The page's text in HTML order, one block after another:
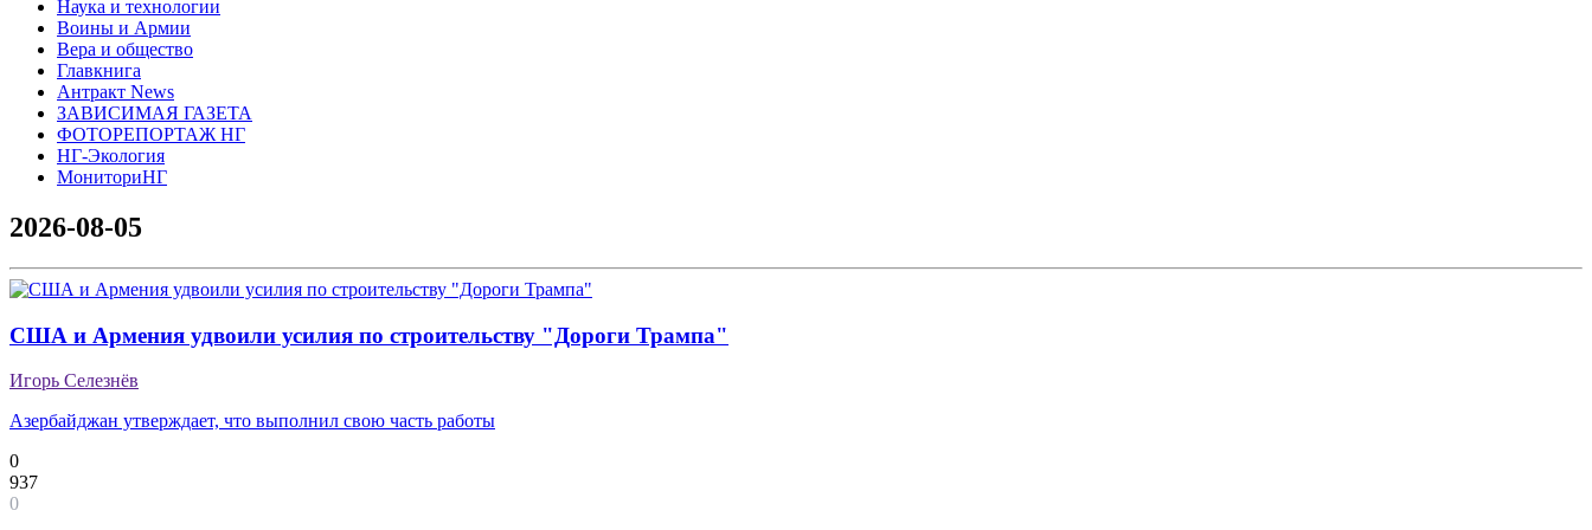
Наука и технологии
Воины и Армии
Вера и общество
Главкнига
Антракт News
ЗАВИСИМАЯ ГАЗЕТА
ФОТОРЕПОРТАЖ НГ
НГ-Экология
МониториНГ
2026-08-05
США и Армения удвоили усилия по строительству "Дороги Трампа"
Игорь Селезнёв
Азербайджан утверждает, что выполнил свою часть работы
0
937
0